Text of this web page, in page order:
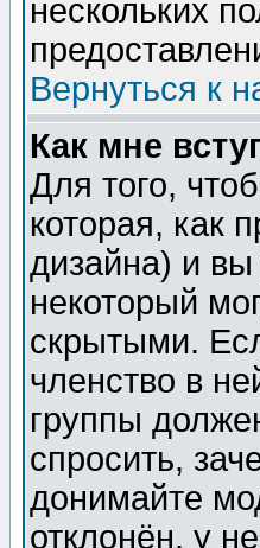
нескольких
Вернуться к
Как мне
Для того,
которая, как
дизайна) и
некоторый
скрытыми.
членство в
группы
спросить,
донимайте
отклонён, у